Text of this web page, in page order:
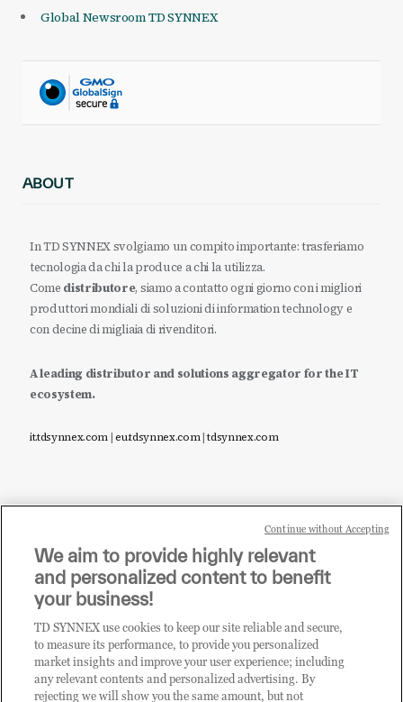
Global Newsroom TD SYNNEX
ABOUT
In TD SYNNEX svolgiamo un compito importante: trasferiamo
tecnologia da chi la produce a chi la utilizza.
Come distributore, siamo a contatto ogni giorno con i migliori
produttori mondiali di soluzioni di information technology e
con decine di migliaia di rivenditori.
A leading distributor and solutions aggregator for the IT
ecosystem.
it.tdsynnex.com|eu.tdsynnex.com|tdsynnex.com
Sei un rivenditore di tecnologia e desideri acquistare
i prodotti o le soluzioni trattate sul blog?
CLICCA QUI E DIVENTA
CLIENTE TD SYNNEX
We aim to provide highly relevant
and personalized content to benefit
your business!
TD SYNNEX use cookies to keep our site reliable and secure,
to measure its performance, to provide you personalized
market insights and improve your user experience; including
any relevant contents and personalized advertising. By
rejecting we will show you the same amount, but not
Continue without Accepting